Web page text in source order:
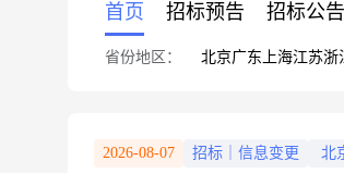
首页 招标预告 招标公告
省份地区： 北京广东 上海江苏浙
2026-08-07 招标｜信息变更 北